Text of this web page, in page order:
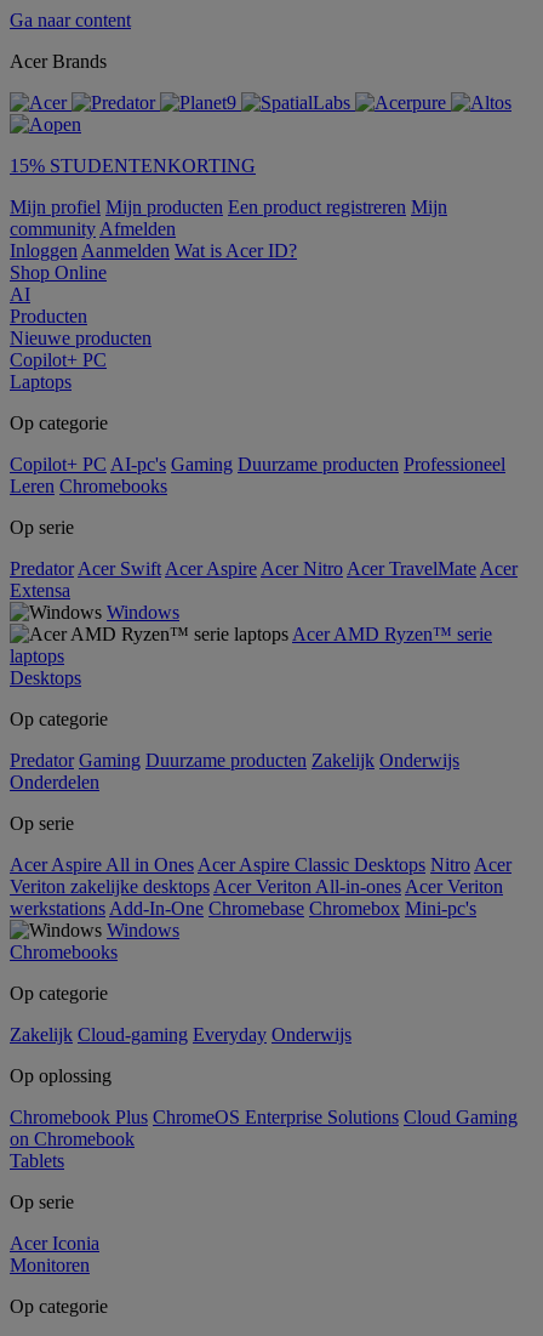
Ga naar content
Acer Brands
15% STUDENTENKORTING
Mijn profiel Mijn producten Een product registreren Mijn
community Afmelden
Inloggen Aanmelden Wat is Acer ID?
Shop Online
AI
Producten
Nieuwe producten
Copilot+ PC
Laptops
Op categorie
Copilot+ PC AI-pc's Gaming Duurzame producten Professioneel
Leren Chromebooks
Op serie
Predator Acer Swift Acer Aspire Acer Nitro Acer TravelMate Acer
Extensa
Windows
Acer AMD Ryzen™ serie
laptops
Desktops
Op categorie
Predator Gaming Duurzame producten Zakelijk Onderwijs
Onderdelen
Op serie
Acer Aspire All in Ones Acer Aspire Classic Desktops Nitro Acer
Veriton zakelijke desktops Acer Veriton All-in-ones Acer Veriton
werkstations Add-In-One Chromebase Chromebox Mini-pc's
Windows
Chromebooks
Op categorie
Zakelijk Cloud-gaming Everyday Onderwijs
Op oplossing
Chromebook Plus ChromeOS Enterprise Solutions Cloud Gaming
on Chromebook
Tablets
Op serie
Acer Iconia
Monitoren
Op categorie